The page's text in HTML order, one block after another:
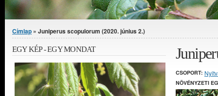
Jelenlegi hely
Címlap » Juniperus scopulorum (2020. június 2.)
CSOPORT:
NÖVÉNYZETI
EGY KÉP - EGY MONDAT